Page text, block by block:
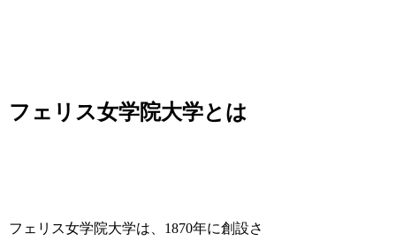
フェリス女学院大学とは
フェリス女学院大学は、1870年に創設さ